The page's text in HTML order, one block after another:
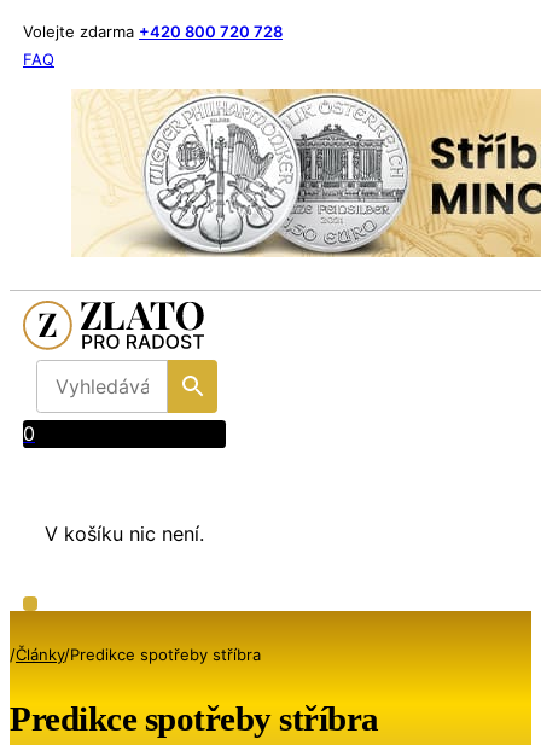
Volejte zdarma +420 800 720 728
FAQ
0
V košíku nic není.
/Články/Predikce spotřeby stříbra
Predikce spotřeby stříbra